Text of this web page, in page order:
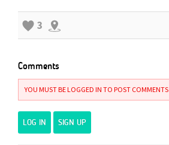
3
Comments
YOU MUST BE LOGGED IN TO POST COMMENTS
LOG IN SIGN UP